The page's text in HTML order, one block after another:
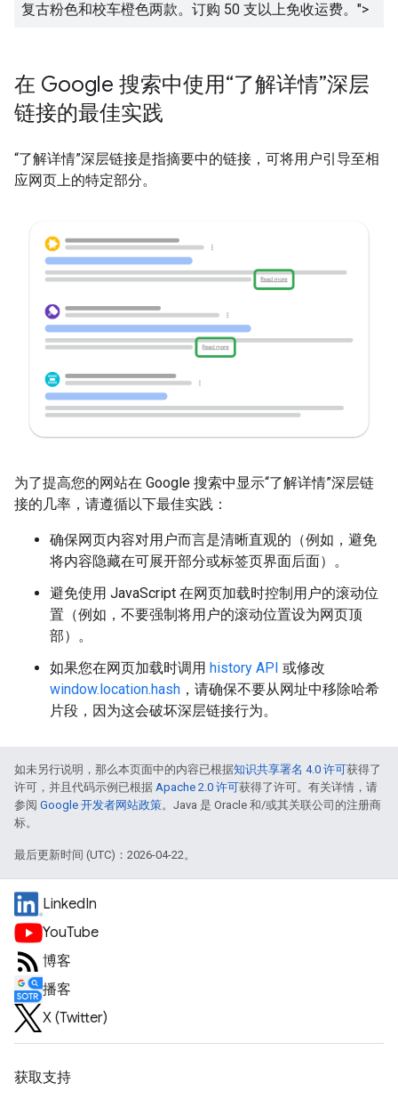
复古粉色和校车橙色两款。订购 50 支以上免收运费。 ">
在 Google 搜索中使用“了解详情”深层
链接的最佳实践
“了解详情”深层链接是指摘要中的链接，可将用户引导至相
应网页上的特定部分。
为了提高您的网站在 Google 搜索中显示“了解详情”深层链
接的几率，请遵循以下最佳实践：
确保网页内容对用户而言是清晰直观的（例如，避免
将内容隐藏在可展开部分或标签页界面后面）。
避免使用 JavaScript 在网页加载时控制用户的滚动位
置（例如，不要强制将用户的滚动位置设为网页顶
部）。
如果您在网页加载时调用 history API 或修改
window.location.hash ，请确保不要从网址中移除哈希
片段，因为这会破坏深层链接行为。
如未另行说明，那么本页面中的内容已根据知识共享署名 4.0 许可获得了
许可，并且代码示例已根据 Apache 2.0 许可获得了许可。有关详情，请
参阅 Google 开发者网站政策。Java 是 Oracle 和/或其关联公司的注册商
标。
最后更新时间 (UTC)：2026-04-22。
LinkedIn
YouTube
博客
播客
X (Twitter)
获取支持